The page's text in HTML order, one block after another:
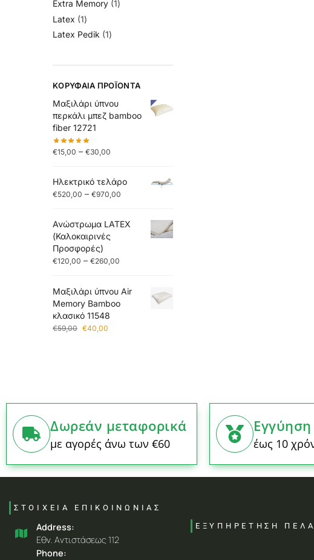
Extra Memory 1
Latex 1
Latex Pedik 1
ΚΟΡΥΦΑΊΑ ΠΡΟΪΌΝΤΑ
Μαξιλάρι ύπνου
περκάλι μπεζ bamboo
fiber 12721
€15,00 – €30,00
Ηλεκτρικό τελάρο
€520,00 – €970,00
Ανώστρωμα LATEX
(Καλοκαιρινές
Προσφορές)
€120,00 – €260,00
Mαξιλάρι ύπνου Air
Memory Bamboo
κλασικό 11548
€59,00 €40,00
Δωρεάν μεταφορικά
με αγορές άνω των €60
Εγγύηση
έως 10
ΣΤΟΙΧΕΙΑ ΕΠΙΚΟΙΝΩΝΙΑΣ
Address:
Eθν. Aντιστάσεως 112
Phone:
ΕΞΥΠΗΡΕΤΗΣΗ